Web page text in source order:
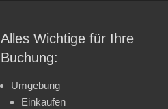
Alles Wichtige für Ihre
Buchung:
Umgebung
Einkaufen